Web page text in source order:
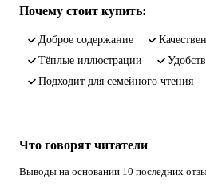
Почему стоит купить:
доброе содержание
тёплые иллюстрации
подходит для семейного чтения
Что говорят читатели
Выводы на основании 10 последних